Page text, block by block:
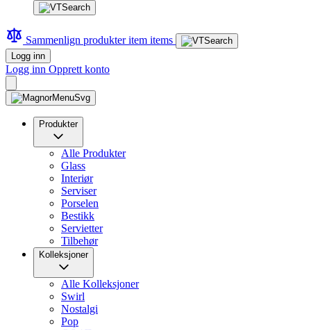
Sammenlign produkteritem items
Logg inn
Logg inn Opprett konto
Produkter
Alle Produkter
Glass
Interiør
Serviser
Porselen
Bestikk
Servietter
Tilbehør
Kolleksjoner
Alle Kolleksjoner
Swirl
Nostalgi
Pop